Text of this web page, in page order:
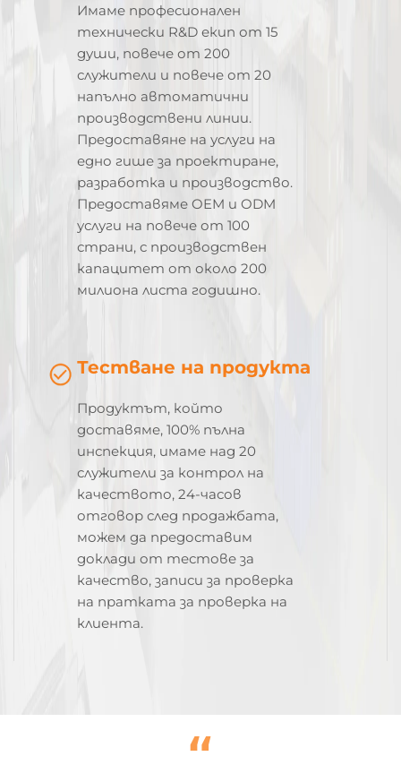
Имаме професионален
технически R&D екип от 15
души, повече от 200
служители и повече от 20
напълно автоматични
производствени линии.
Предоставяне на услуги на
едно гише за проектиране,
разработка и производство.
Предоставяме OEM и ODM
услуги на повече от 100
страни, с производствен
капацитет от около 200
милиона листа годишно.
Тестване на продукта
Продуктът, който
доставяме, 100% пълна
инспекция, имаме над 20
служители за контрол на
качеството, 24-часов
отговор след продажбата,
можем да предоставим
доклади от тестове за
качество, записи за проверка
на пратката за проверка на
клиента.
“